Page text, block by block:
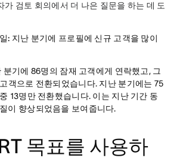
가 검토 회의에서 더 나은 질문을 하는 데 도
: 지난 분기에 프로필에 신규 고객을 많이
분기에 86명의 잠재 고객에게 연락했고, 그
객으로 전환되었습니다. 지난 분기에는 75
13명만 전환했습니다. 이는 지난 기간 동
이 향상되었음을 보여줍니다.
목표를 사용하